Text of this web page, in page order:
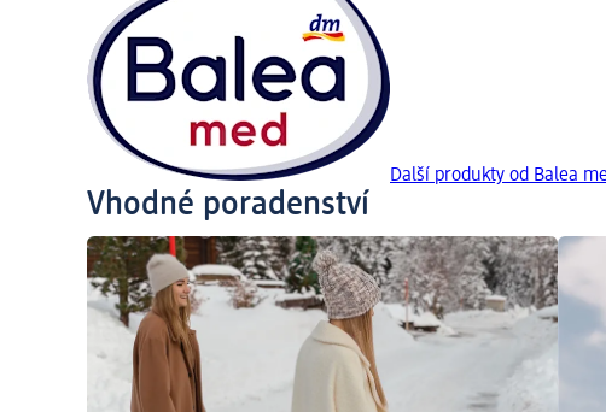
Další produkty od Balea
Vhodné poradenství